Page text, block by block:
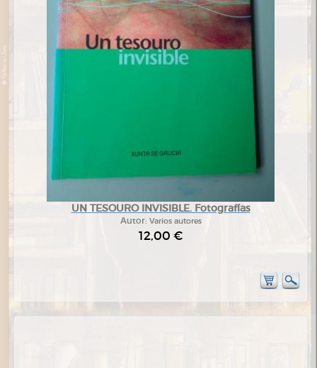
UN TESOURO INVISIBLE. Fotografías
Autor: Varios autores
12,00 €